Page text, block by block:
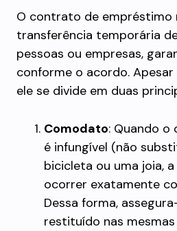
O contrato de empréstimo
transferência temporária
pessoas ou empresas,
conforme o acordo.
ele se divide em duas
Comodato: Quando
é infungível (não
bicicleta ou uma joia,
ocorrer exatamente
Dessa forma,
restituído nas